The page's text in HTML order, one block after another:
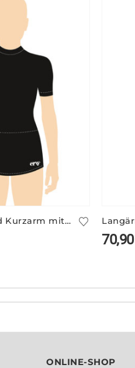
Basic RSG-Kleid Kurzarm mit Stehbund
70,90
ONLINE-SHOP